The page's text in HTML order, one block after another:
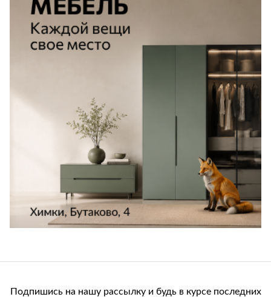
Подпишись на нашу рассылку и будь в курсе последних